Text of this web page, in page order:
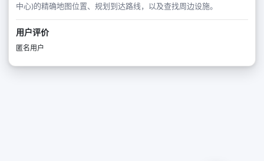
中心)的精确地图位置、规划到达路线，以及查找周边设施。
用户评价
匿名用户